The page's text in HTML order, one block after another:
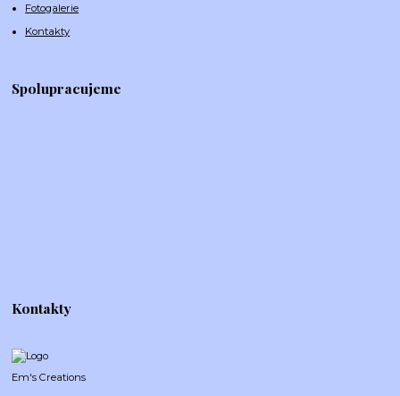
Fotogalerie
Kontakty
Spolupracujeme
Kontakty
Em's Creations